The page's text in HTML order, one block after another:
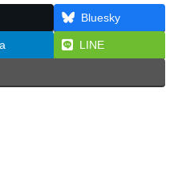
Bluesky
LINE